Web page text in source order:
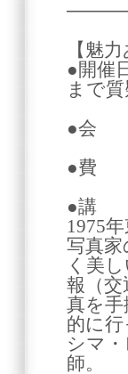
【魅
●開催
まで
●会
●費
●講
1975
写真家
く美
報（交
真を
的に行
シマ
師。